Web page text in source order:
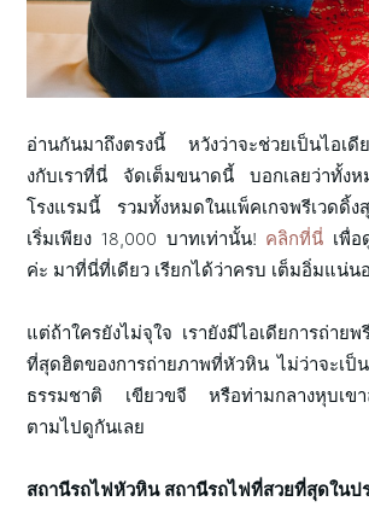
อ่านกันมาถึงตรงนี้ หวังว่าจะช่วยเป็นไอเดี
งกับเราที่นี่ จัดเต็มขนาดนี้ บอกเลยว่าทั้ง
โรงแรมนี้ รวมทั้งหมดในแพ็คเกจพรีเวดดิ้ง
เริ่มเพียง 18,000 บาทเท่านั้น! คลิกที่นี่ เพื่อ
ค่ะ มาที่นี่ที่เดียว เรียกได้ว่าครบ เต็มอิ่มแน่น
แต่ถ้าใครยังไม่จุใจ เรายังมีไอเดียการถ่าย
ที่สุดฮิตของการถ่ายภาพที่หัวหิน ไม่ว่าจะเป็
ธรรมชาติ เขียวขจี หรือท่ามกลางหุบเขา
ตามไปดูกันเลย
สถานีรถไฟหัวหิน สถานีรถไฟที่สวยที่สุดในป